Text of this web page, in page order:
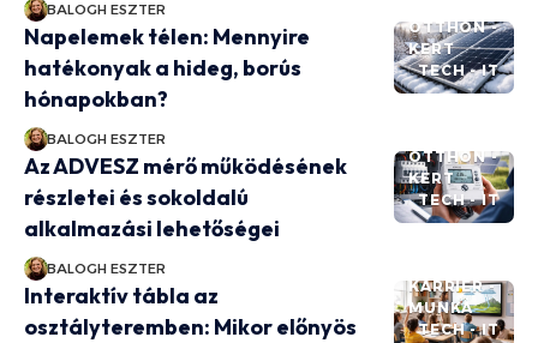
BALOGH ESZTER
OTTHON -
KERT
TECH - IT
Napelemek télen: Mennyire
hatékonyak a hideg, borús
hónapokban?
BALOGH ESZTER
OTTHON -
KERT
TECH - IT
Az ADVESZ mérő működésének
részletei és sokoldalú
alkalmazási lehetőségei
BALOGH ESZTER
KARRIER -
MUNKA
TECH - IT
Interaktív tábla az
osztályteremben: Mikor előnyös